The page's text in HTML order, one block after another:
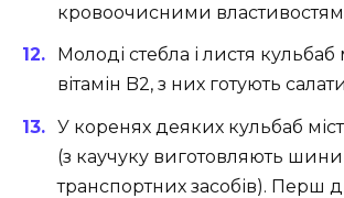
кровоочисними
Молоді стебла і листя кульбаб
вітамін B2, з них готують
У коренях деяких кульбаб
(з каучуку виготовляють
транспортних засобів). Перш